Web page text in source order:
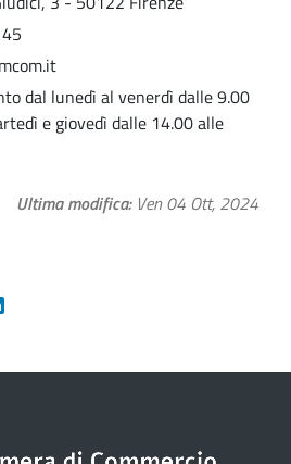
dal lunedì al venerdì dalle 9.00
e giovedì dalle 14.00 alle
Ultima modifica Ven 04 Ott, 2024